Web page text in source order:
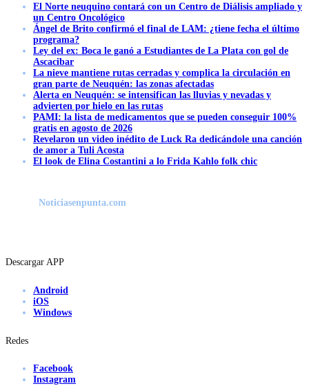
El Norte neuquino contará con un Centro de Diálisis ampliado y
un Centro Oncológico
Ángel de Brito confirmó el final de LAM: ¿tiene fecha el último
programa?
Ley del ex: Boca le ganó a Estudiantes de La Plata con gol de
Ascacibar
La nieve mantiene rutas cerradas y complica la circulación en
gran parte de Neuquén: las zonas afectadas
Alerta en Neuquén: se intensifican las lluvias y nevadas y
advierten por hielo en las rutas
PAMI: la lista de medicamentos que se pueden conseguir 100%
gratis en agosto de 2026
Revelaron un video inédito de Luck Ra dedicándole una canción
de amor a Tuli Acosta
El look de Elina Costantini a lo Frida Kahlo folk chic
Noticiasenpunta.com
Descargar APP
Android
iOS
Windows
Redes
Facebook
Instagram